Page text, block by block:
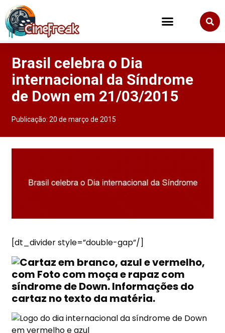
Brasil celebra o Dia
internacional da Síndrome
de Down em 21/03/2015
Publicação:20 de março de 2015
[dt_divider style=”double-gap”/]